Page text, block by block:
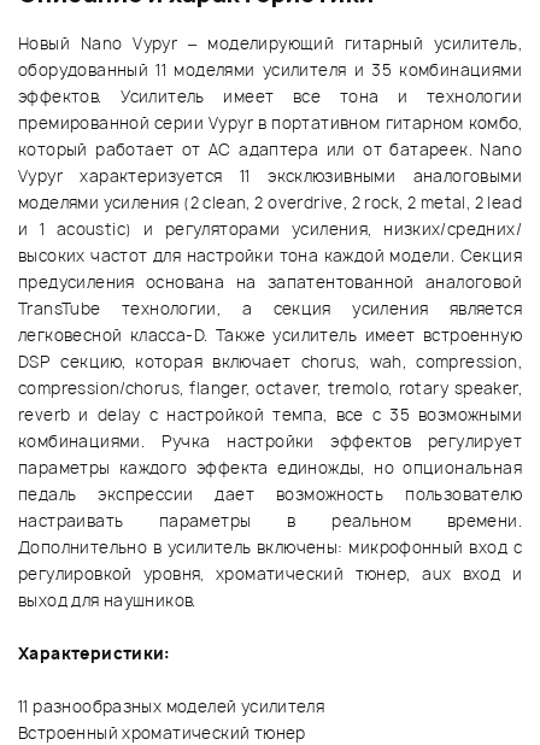
Новый Nano Vypyr – моделирующий гитарный усилитель,
оборудованный 11 моделями усилителя и 35 комбинациями
эффектов. Усилитель имеет все тона и технологии
премированной серии Vypyr в портативном гитарном комбо,
который работает от АС адаптера или от батареек. Nano
Vypyr характеризуется 11 эксклюзивными аналоговыми
моделями усиления (2 clean, 2 overdrive, 2 rock, 2 metal, 2 lead
и 1 acoustic) и регуляторами усиления, низких/средних/
высоких частот для настройки тона каждой модели. Секция
предусиления основана на запатентованной аналоговой
TransTube технологии, а секция усиления является
легковесной класса-D. Также усилитель имеет встроенную
DSP секцию, которая включает chorus, wah, compression,
compression/chorus, flanger, octaver, tremolo, rotary speaker,
reverb и delay с настройкой темпа, все с 35 возможными
комбинациями. Ручка настройки эффектов регулирует
параметры каждого эффекта единожды, но опциональная
педаль экспрессии дает возможность пользователю
настраивать параметры в реальном времени.
Дополнительно в усилитель включены: микрофонный вход с
регулировкой уровня, хроматический тюнер, aux вход и
выход для наушников.
Характеристики:
11 разнообразных моделей усилителя
Встроенный хроматический тюнер